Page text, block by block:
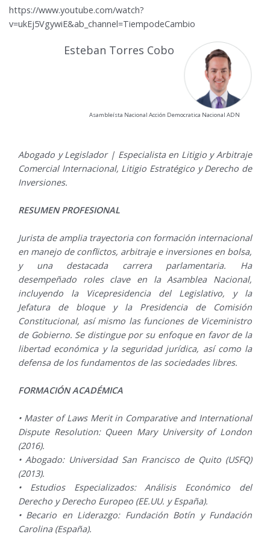
https://www.youtube.com/watch?
v=ukEj5VgywiE&ab_channel=TiempodeCambio
Esteban Torres Cobo
Asambleísta Nacional Acción Democratica Nacional ADN
Abogado y Legislador | Especialista en Litigio y Arbitraje
Comercial Internacional, Litigio Estratégico y Derecho de
Inversiones.
RESUMEN PROFESIONAL
Jurista de amplia trayectoria con formación internacional
en manejo de conflictos, arbitraje e inversiones en bolsa,
y una destacada carrera parlamentaria. Ha
desempeñado roles clave en la Asamblea Nacional,
incluyendo la Vicepresidencia del Legislativo, y la
Jefatura de bloque y la Presidencia de Comisión
Constitucional, así mismo las funciones de Viceministro
de Gobierno. Se distingue por su enfoque en favor de la
libertad económica y la seguridad jurídica, así como la
defensa de los fundamentos de las sociedades libres.
FORMACIÓN ACADÉMICA
• Master of Laws Merit in Comparative and International
Dispute Resolution: Queen Mary University of London
(2016).
• Abogado: Universidad San Francisco de Quito (USFQ)
(2013).
• Estudios Especializados: Análisis Económico del
Derecho y Derecho Europeo (EE.UU. y España).
• Becario en Liderazgo: Fundación Botín y Fundación
Carolina (España).